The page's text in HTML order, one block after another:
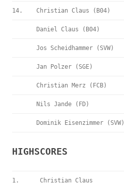
14. Christian Claus (B04)
Daniel Claus (B04)
Jos Scheidhammer (SVW)
Jan Polzer (SGE)
Christian Merz (FCB)
Nils Jande (FD)
Dominik Eisenzimmer (SVW)
HIGHSCORES
1. Christian Claus